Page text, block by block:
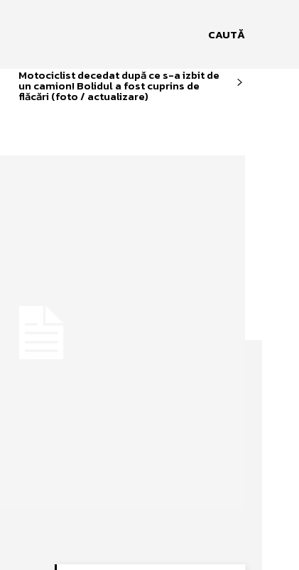
CAUTĂ
Motociclist decedat după ce s-a izbit de
un camion! Bolidul a fost cuprins de
flăcări (foto / actualizare)